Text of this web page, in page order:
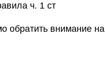
ч. 1 ст
обратить внимание на